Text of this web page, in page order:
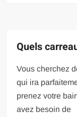
Quels
Vous cherchez
qui ira
prenez votre
avez besoin de